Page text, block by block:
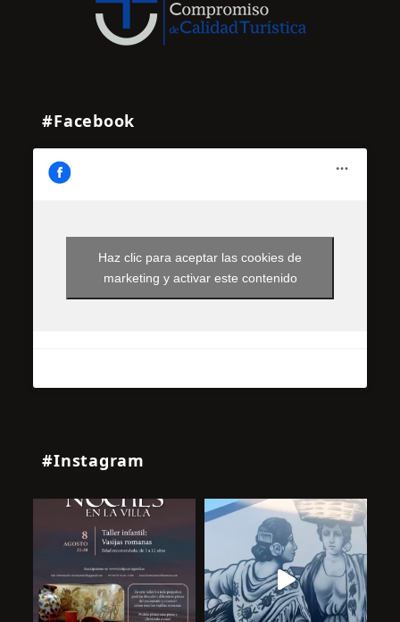
#Facebook
Haz clic para aceptar las cookies de
marketing y activar este contenido
#Instagram